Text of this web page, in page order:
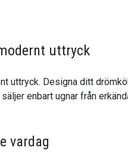
uttryck
uttryck. Designa ditt
enbart ugnar från
vardag